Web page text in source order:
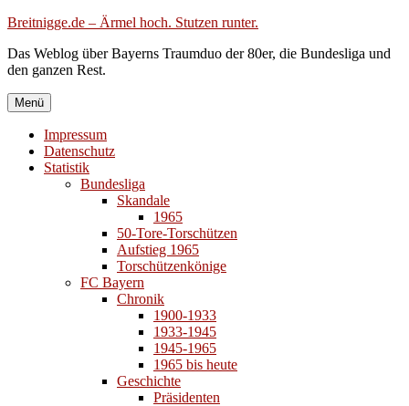
Zum
springen
Breitnigge.de – Ärmel hoch. Stutzen runter.
Das Weblog über Bayerns Traumduo der 80er, die Bundesliga und
den ganzen Rest.
Menü
Impressum
Datenschutz
Statistik
Bundesliga
Skandale
1965
50-Tore-Torschützen
Aufstieg 1965
Torschützenkönige
FC Bayern
Chronik
1900-1933
1933-1945
1945-1965
1965 bis heute
Geschichte
Präsidenten